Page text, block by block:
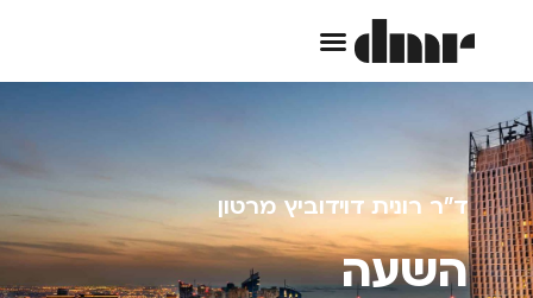
ד"ר רונית דוידוביץ מרטון
השעה